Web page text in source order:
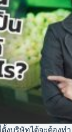
งบริษัทได้จะต้องทำ